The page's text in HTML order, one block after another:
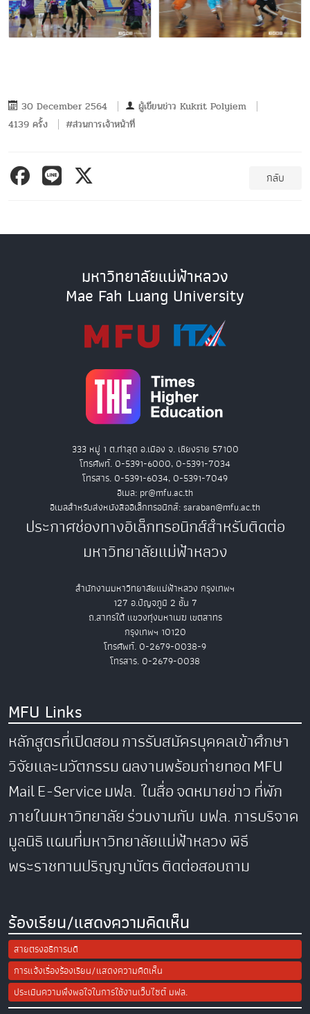
30 December 2564 ผู้เขียนข่าว Kukrit Polyiem
4139 ครั้ง
#ส่วนการเจ้าหน้าที่
กลับ
มหาวิทยาลัยแม่ฟ้าหลวง
Mae Fah Luang University
333 หมู่ 1 ต.ท่าสุด อ.เมือง จ. เชียงราย 57100
โทรศัพท์. 0-5391-6000, 0-5391-7034
โทรสาร. 0-5391-6034, 0-5391-7049
อีเมล: pr@mfu.ac.th
อีเมลสำหรับส่งหนังสืออิเล็กทรอนิกส์: saraban@mfu.ac.th
ประกาศช่องทางอิเล็กทรอนิกส์สำหรับติดต่อ
มหาวิทยาลัยแม่ฟ้าหลวง
สำนักงานมหาวิทยาลัยแม่ฟ้าหลวง กรุงเทพฯ
127 อ.ปัญจภูมิ 2 ชั้น 7
ถ.สาทรใต้ แขวงทุ่งมหาเมฆ เขตสาทร
กรุงเทพฯ 10120
โทรศัพท์. 0-2679-0038-9
โทรสาร. 0-2679-0038
MFU Links
หลักสูตรที่เปิดสอนการรับสมัครบุคคลเข้าศึกษา
วิจัยและนวัตกรรมผลงานพร้อมถ่ายทอดMFU
MailE-Serviceมฟล. ในสื่อจดหมายข่าวที่พัก
ภายในมหาวิทยาลัยร่วมงานกับ มฟล.การบริจาค
มูลนิธิแผนที่มหาวิทยาลัยแม่ฟ้าหลวงพิธี
พระราชทานปริญญาบัตรติดต่อสอบถาม
ร้องเรียน/แสดงความคิดเห็น
สายตรงอธิการบดี
การแจ้งเรื่องร้องเรียน/แสดงความคิดเห็น
ประเมินความพึงพอใจในการใช้งานเว็บไซต์ มฟล.